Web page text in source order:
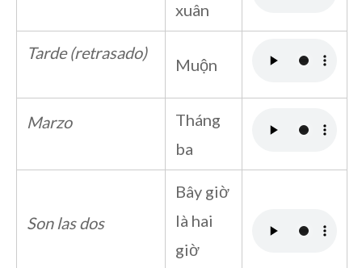
xuân
Tarde (retrasado)
Muộn
Marzo
Tháng
ba
Son las dos
Bây giờ
là hai
giờ